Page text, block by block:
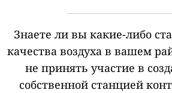
Знаете ли вы какие-либо
качества воздуха в вашем
не принять участие в
собственной станцией